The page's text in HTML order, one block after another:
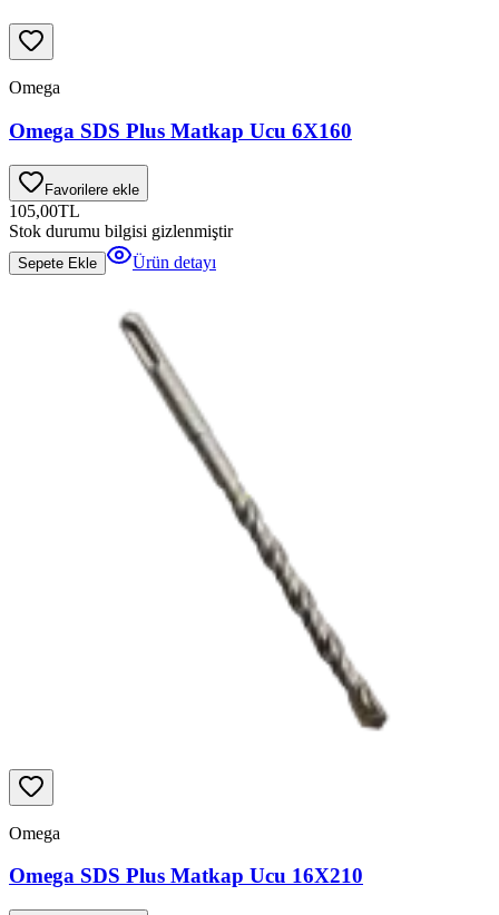
Omega
Omega SDS Plus Matkap Ucu 6X160
Favorilere ekle
105,00TL
Stok durumu bilgisi gizlenmiştir
Sepete Ekle Ürün detayı
Omega
Omega SDS Plus Matkap Ucu 16X210